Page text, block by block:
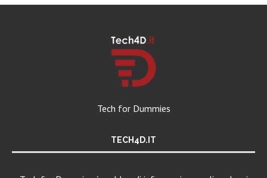
Tech for Dummies
TECH4D.IT